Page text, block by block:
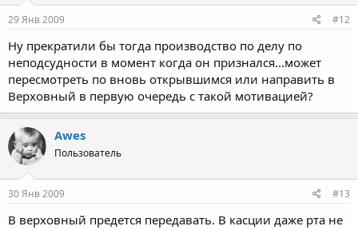
29 Янв 2009 #12
Ну прекратили бы тогда производство по делу по
неподсудности в момент когда он признался...может
пересмотреть по вновь открывшимся или направить в
Верховный в первую очередь с такой мотивацией?
Awes
Пользователь
30 Янв 2009 #13
В верховный предется передавать. В касции даже рта не